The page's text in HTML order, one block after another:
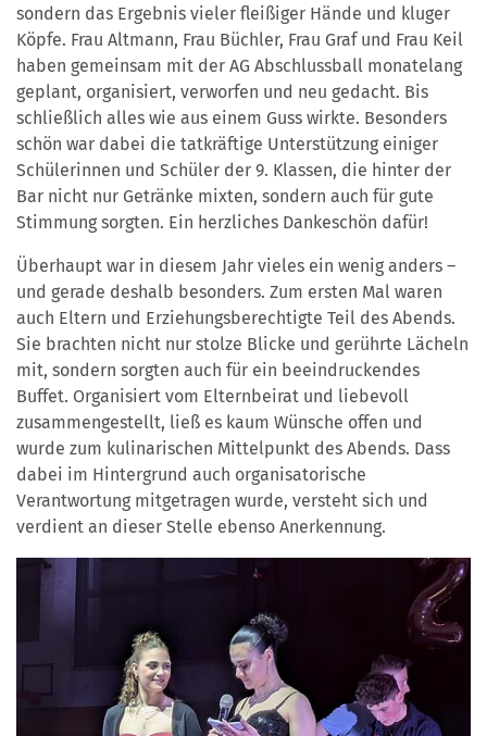
sondern das Ergebnis vieler fleißiger Hände und kluger
Köpfe. Frau Altmann, Frau Büchler, Frau Graf und Frau Keil
haben gemeinsam mit der AG Abschlussball monatelang
geplant, organisiert, verworfen und neu gedacht. Bis
schließlich alles wie aus einem Guss wirkte. Besonders
schön war dabei die tatkräftige Unterstützung einiger
Schülerinnen und Schüler der 9. Klassen, die hinter der
Bar nicht nur Getränke mixten, sondern auch für gute
Stimmung sorgten. Ein herzliches Dankeschön dafür!
Überhaupt war in diesem Jahr vieles ein wenig anders –
und gerade deshalb besonders. Zum ersten Mal waren
auch Eltern und Erziehungsberechtigte Teil des Abends.
Sie brachten nicht nur stolze Blicke und gerührte Lächeln
mit, sondern sorgten auch für ein beeindruckendes
Buffet. Organisiert vom Elternbeirat und liebevoll
zusammengestellt, ließ es kaum Wünsche offen und
wurde zum kulinarischen Mittelpunkt des Abends. Dass
dabei im Hintergrund auch organisatorische
Verantwortung mitgetragen wurde, versteht sich und
verdient an dieser Stelle ebenso Anerkennung.